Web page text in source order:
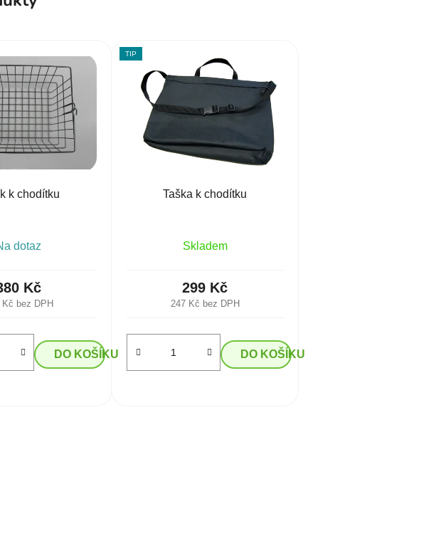
k chodítku
dotaz
Kč bez DPH
Kč
DO KOŠÍKU
TIP
Taška k chodítku
Skladem
247 Kč bez DPH
299 Kč
DO KOŠÍKU